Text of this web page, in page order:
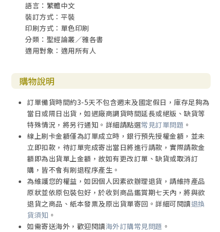
語言：繁體中文
裝訂方式：平裝
印刷方式：單色印刷
分類：聖經論叢／雅各書
適用對象：適用所有人
購物說明
訂單備貨時間約3-5天不包含週末及國定假日，庫存足夠為
當日或隔日出貨，如遇廠商調貨時間延長或絕版、缺貨等
特殊情況，將另行通知。詳細請點選常見訂單問題 。
線上刷卡金額僅為訂單成立時，銀行預先授權金額，並未
立即扣款，待訂單完成寄出當日將進行請款，實際請款金
額即為出貨單上金額，故如有更改訂單、缺貨或取消訂
購，皆不會有刷退程序產生。
為維護您的權益，如因個人因素欲辦理退貨，請維持產品
原狀並依原包裝包好，於收到商品鑑賞期七天內，將與欲
退貨之商品、紙本發票及原出貨單寄回。詳細可閱讀退換
貨須知 。
如需寄送海外，歡迎閱讀海外訂購常見問題 。